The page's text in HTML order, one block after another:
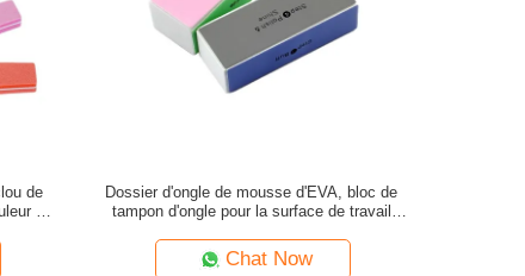
de
de
Dossier d'ongle de mousse d'EVA, bloc de
tampon d'ongle pour la surface de travail
Chat Now